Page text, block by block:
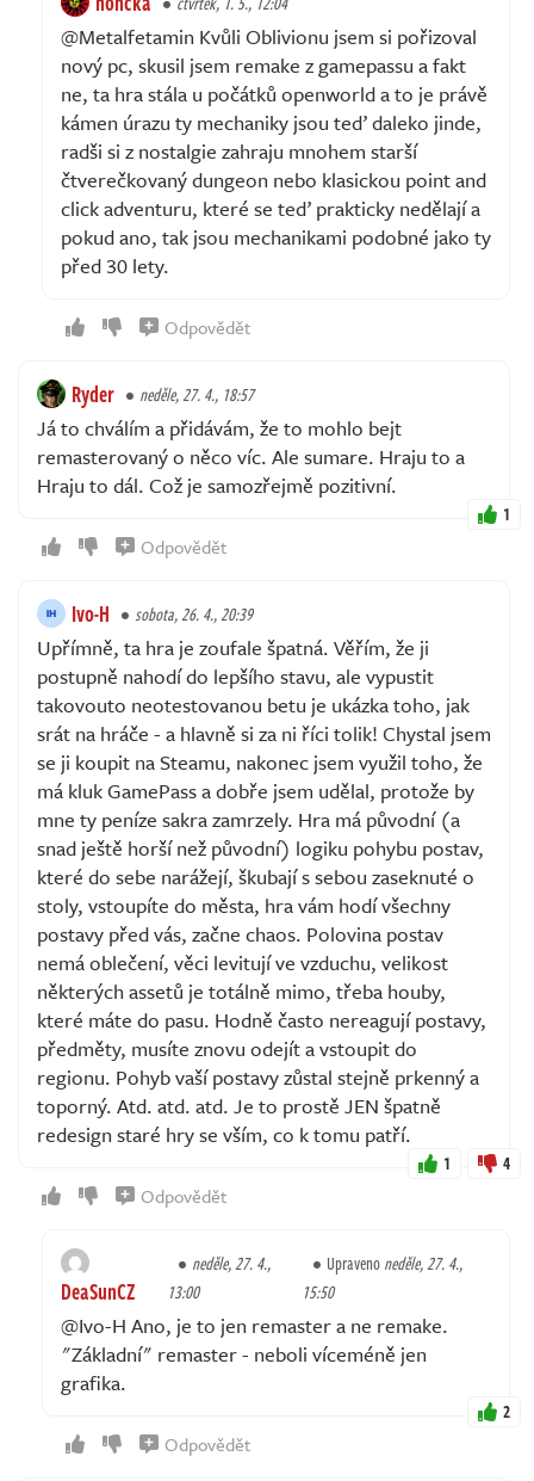
@Metalfetamin Kvůli Oblivionu jsem si pořizoval
nový pc, skusil jsem remake z gamepassu a fakt
ne, ta hra stála u počátků openworld a to je právě
kámen úrazu ty mechaniky jsou teď daleko jinde,
radši si z nostalgie zahraju mnohem starší
čtverečkovaný dungeon nebo klasickou point and
click adventuru, které se teď prakticky nedělají a
pokud ano, tak jsou mechanikami podobné jako ty
před 30 lety.
Odpovědět
Ryder neděle, 27. 4., 18:57
Já to chválím a přidávám, že to mohlo bejt
remasterovaný o něco víc. Ale sumare. Hraju to a
Hraju to dál. Což je samozřejmě pozitivní.
1
Odpovědět
Ivo-H sobota, 26. 4., 20:39
Upřímně, ta hra je zoufale špatná. Věřím, že ji
postupně nahodí do lepšího stavu, ale vypustit
takovouto neotestovanou betu je ukázka toho, jak
srát na hráče - a hlavně si za ni říci tolik! Chystal jsem
se ji koupit na Steamu, nakonec jsem využil toho, že
má kluk GamePass a dobře jsem udělal, protože by
mne ty peníze sakra zamrzely. Hra má původní (a
snad ještě horší než původní) logiku pohybu postav,
které do sebe narážejí, škubají s sebou zaseknuté o
stoly, vstoupíte do města, hra vám hodí všechny
postavy před vás, začne chaos. Polovina postav
nemá oblečení, věci levitují ve vzduchu, velikost
některých assetů je totálně mimo, třeba houby,
které máte do pasu. Hodně často nereagují postavy,
předměty, musíte znovu odejít a vstoupit do
regionu. Pohyb vaší postavy zůstal stejně prkenný a
toporný. Atd. atd. atd. Je to prostě JEN špatně
redesign staré hry se vším, co k tomu patří.
1 4
Odpovědět
DeaSunCZ
neděle, 27. 4.,
13:00
Upravenoneděle, 27. 4.,
15:50
@Ivo-H Ano, je to jen remaster a ne remake.
"Základní" remaster - neboli víceméně jen
grafika.
2
Odpovědět